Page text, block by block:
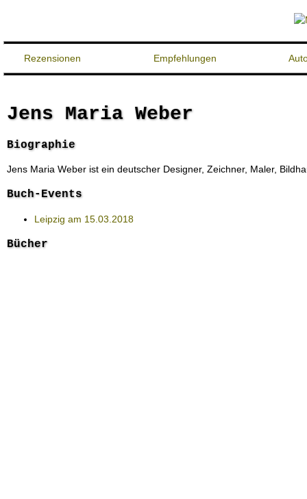
Rezensionen Empfehlungen
Jens Maria Weber
Biographie
Jens Maria Weber ist ein deutscher Designer, Zeichner, Maler,
Buch-Events
Leipzig am 15.03.2018
Bücher